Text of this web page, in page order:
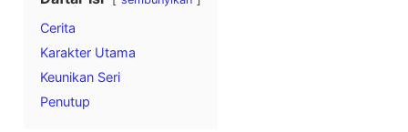
Cerita
Karakter Utama
Keunikan Seri
Penutup